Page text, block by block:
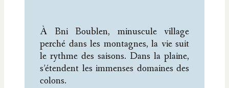
À Bni Boublen, minuscule village
perché dans les montagnes, la vie suit
le rythme des saisons. Dans la plaine,
s’étendent les immenses domaines des
colons.